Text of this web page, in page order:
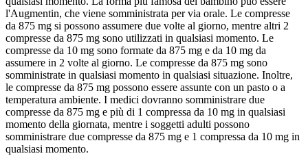
l'Augmentin, che viene somministrata per via orale. Le compresse
da 875 mg si possono assumere due volte al giorno, mentre altri 2
compresse da 875 mg sono utilizzati in qualsiasi momento. Le
compresse da 10 mg sono formate da 875 mg e da 10 mg da
assumere in 2 volte al giorno. Le compresse da 875 mg sono
somministrate in qualsiasi momento in qualsiasi situazione. Inoltre,
le compresse da 875 mg possono essere assunte con un pasto o a
temperatura ambiente. I medici dovranno somministrare due
compresse da 875 mg e più di 1 compressa da 10 mg in qualsiasi
momento della giornata, mentre i soggetti adulti possono
somministrare due compresse da 875 mg e 1 compressa da 10 mg in
qualsiasi momento.